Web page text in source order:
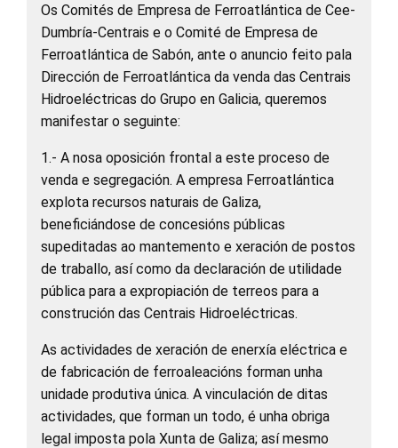
Os Comités de Empresa de Ferroatlántica de Cee-
Dumbría-Centrais e o Comité de Empresa de
Ferroatlántica de Sabón, ante o anuncio feito pala
Dirección de Ferroatlántica da venda das Centrais
Hidroeléctricas do Grupo en Galicia, queremos
manifestar o seguinte:
1.- A nosa oposición frontal a este proceso de
venda e segregación. A empresa Ferroatlántica
explota recursos naturais de Galiza,
beneficiándose de concesións públicas
supeditadas ao mantemento e xeración de postos
de traballo, así como da declaración de utilidade
pública para a expropiación de terreos para a
construción das Centrais Hidroeléctricas.
As actividades de xeración de enerxía eléctrica e
de fabricación de ferroaleacións forman unha
unidade produtiva única. A vinculación de ditas
actividades, que forman un todo, é unha obriga
legal imposta pola Xunta de Galiza; así mesmo